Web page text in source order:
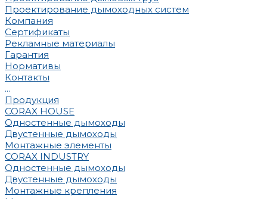
Проектирование дымоходных систем
Компания
Сертификаты
Рекламные материалы
Гарантия
Нормативы
Контакты
...
Продукция
CORAX HOUSE
Одностенные дымоходы
Двустенные дымоходы
Монтажные элементы
CORAX INDUSTRY
Одностенные дымоходы
Двустенные дымоходы
Монтажные крепления